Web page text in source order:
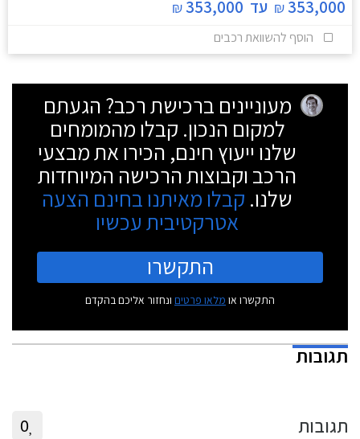
353,000
₪ עד 353,000
₪
הוסף להשוואת רכבים
מעוניינים ברכישת רכב? הגעתם
למקום הנכון. קבלו מהמומחים
שלנו ייעוץ חינם, הכירו את מבצעי
הרכב וקבוצות הרכישה המיוחדות
שלנו. קבלו מאיתנו בחינם הצעה
אטרקטיבית עכשיו
התקשרו
התקשרו או מלאו פרטים ונחזור אליכם בהקדם
תגובות
תגובות 0